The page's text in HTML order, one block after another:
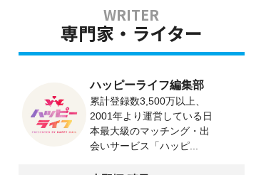
専門家・ライター
ハッピーライフ編集部
累計登録数3,500万以上、
2001年より運営している日
本最大級のマッチング・出
会いサービス「ハッピ...